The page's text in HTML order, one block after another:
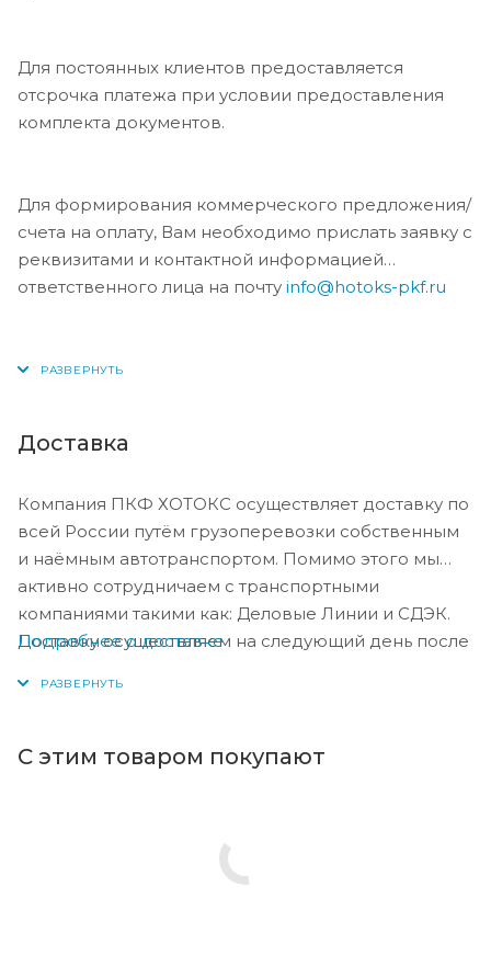
Для постоянных клиентов предоставляется
отсрочка платежа при условии предоставления
комплекта документов.
Для формирования коммерческого предложения/
счета на оплату, Вам необходимо прислать заявку с
реквизитами и контактной информацией
ответственного лица на почту info@hotoks-pkf.ru
Доставка
Компания ПКФ ХОТОКС осуществляет доставку по
всей России путём грузоперевозки собственным
и наёмным автотранспортом. Помимо этого мы
активно сотрудничаем с транспортными
компаниями такими как: Деловые Линии и СДЭК.
Доставку осуществляем на следующий день после
Подробнее о доставке
С этим товаром покупают